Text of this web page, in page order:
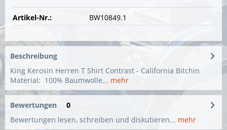
Artikel-Nr.: BW10849.1
Beschreibung
King Kerosin Herren T Shirt Contrast - California Bitchin
Material: 100% Baumwolle... mehr
Bewertungen
0
Bewertungen lesen, schreiben und diskutieren... mehr